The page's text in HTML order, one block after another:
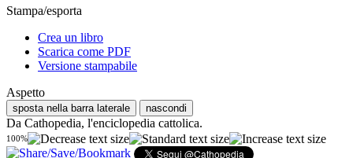
Stampa/esporta
Crea un libro
Scarica come PDF
Versione stampabile
Aspetto
sposta nella barra laterale nascondi
Da Cathopedia, l'enciclopedia cattolica.
100%